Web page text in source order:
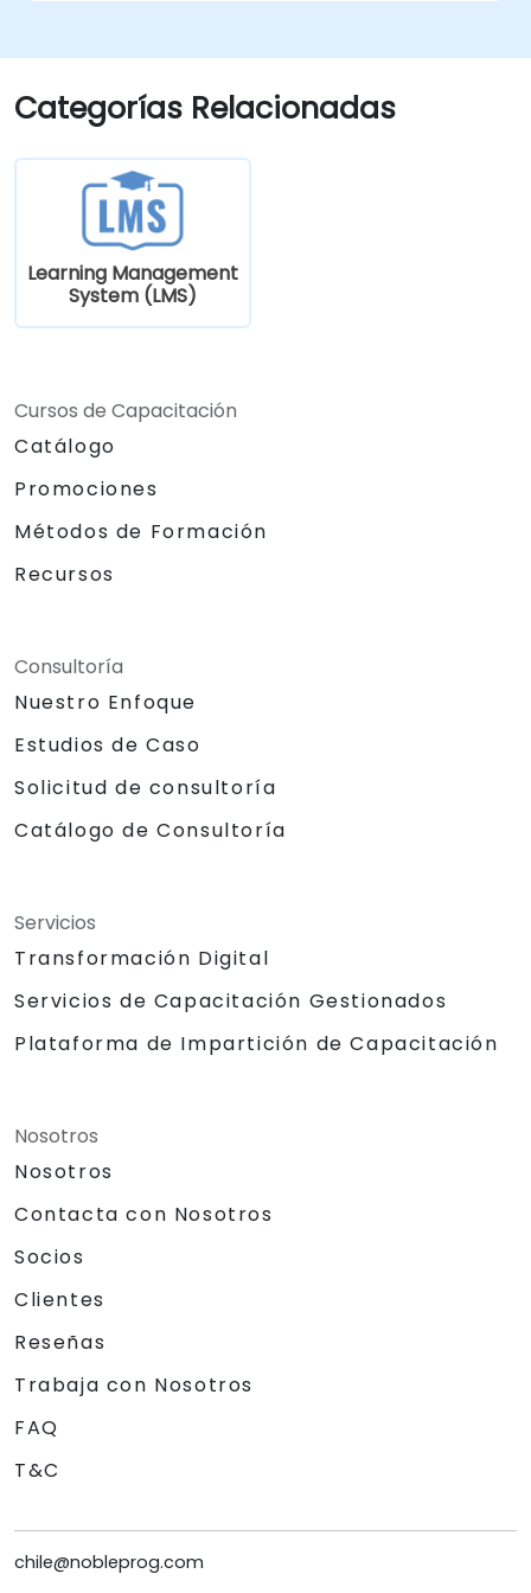
Categorías Relacionadas
Learning Management
System (LMS)
Cursos de Capacitación
Catálogo
Promociones
Métodos de Formación
Recursos
Consultoría
Nuestro Enfoque
Estudios de Caso
Solicitud de consultoría
Catálogo de Consultoría
Servicios
Transformación Digital
Servicios de Capacitación Gestionados
Plataforma de Impartición de Capacitación
Nosotros
Nosotros
Contacta con Nosotros
Socios
Clientes
Reseñas
Trabaja con Nosotros
FAQ
T&C
chile@nobleprog.com